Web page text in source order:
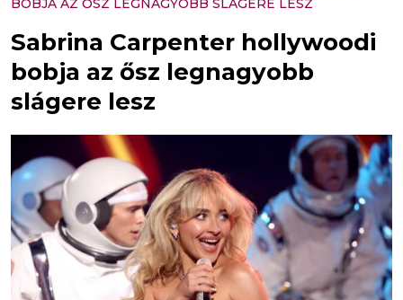
BOBJA AZ ŐSZ LEGNAGYOBB SLÁGERE LESZ
Sabrina Carpenter hollywoodi
bobja az ősz legnagyobb
slágere lesz